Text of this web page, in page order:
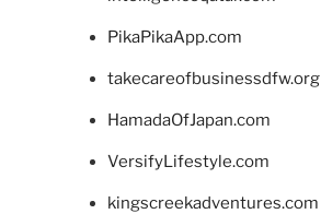
PikaPikaApp.com
takecareofbusinessdfw.org
HamadaOfJapan.com
VersifyLifestyle.com
kingscreekadventures.com